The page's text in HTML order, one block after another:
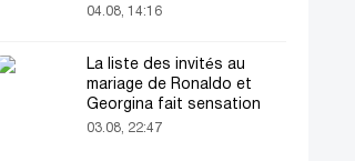
belle femme du monde !
04.08, 14:16
La liste des invités au
mariage de Ronaldo et
Georgina fait sensation
03.08, 22:47